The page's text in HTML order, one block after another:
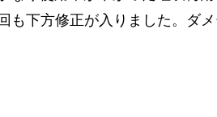
も下方修正が入りました。ダ